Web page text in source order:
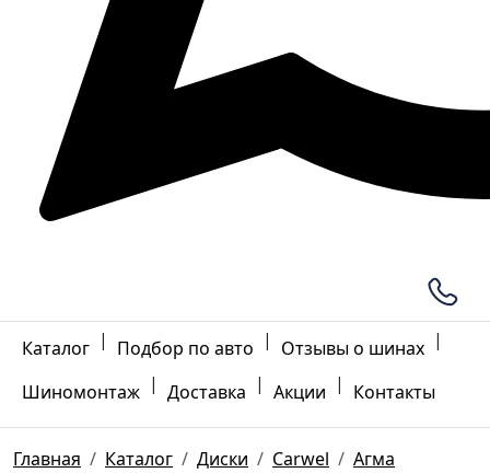
Каталог | Подбор по авто | Отзывы о шинах |
Шиномонтаж | Доставка | Акции | Контакты
Главная Каталог Диски Carwel
Агма